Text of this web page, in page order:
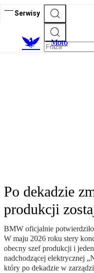
Serwisy
Moto
Po dekadzie
produkcji
BMW oficjalnie
W maju 2026 roku stery
obecny szef produkcji i
nadchodzącej elektrycznej
który po dekadzie w